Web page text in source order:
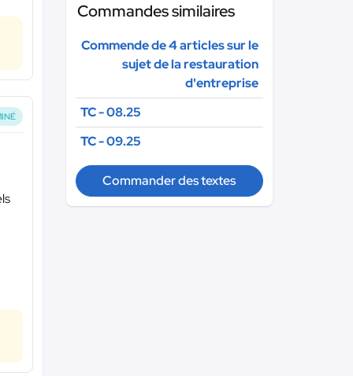
Commandes similaires
Commende de 4 articles sur le
sujet de la restauration
d'entreprise
TC - 08.25
TC - 09.25
Commander des textes